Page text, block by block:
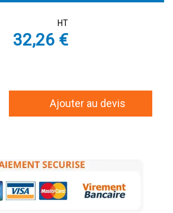
HT
32,26 €
Ajouter au devis